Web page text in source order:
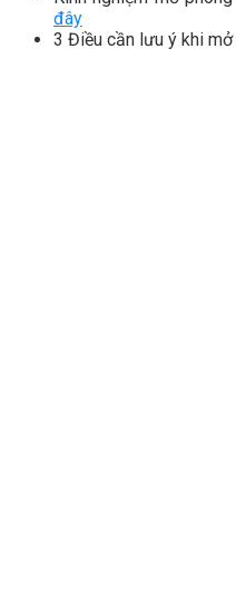
đây
3 Điều cần lưu ý khi